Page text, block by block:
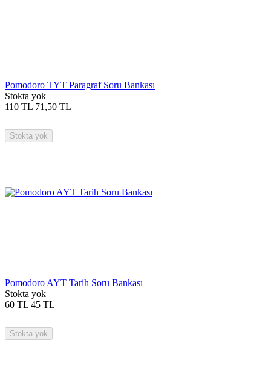
Pomodoro TYT Paragraf Soru Bankası
Stokta yok
110 TL 71,50 TL
Stokta yok
Pomodoro AYT Tarih Soru Bankası
Stokta yok
60 TL 45 TL
Stokta yok